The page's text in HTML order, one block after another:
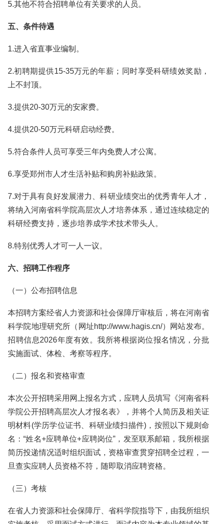
5.其他不符合招聘单位有关要求的人员。
五、条件待遇
1.进入省直事业编制。
2.初聘期提供15-35万元的年薪；同时享受科研绩效奖励，
上不封顶。
3.提供20-30万元的安家费。
4.提供20-50万元科研启动经费。
5.符合条件人员可享受三年内免费人才公寓。
6.享受郑州市人才生活补贴和购房补贴政策。
7.对于具有良好发展潜力、科研业绩突出的优秀青年人才，
将纳入河南省科学院高层次人才培养体系，通过连续稳定的
科研经费支持，逐步培养成学术技术带头人。
8.特别优秀人才可一人一议。
六、招聘工作程序
（一）公布招聘信息
本招聘方案经省人力资源和社会保障厅审核后，将在河南省
科学院地理研究所（网址http://www.hagis.cn/）网站发布。
招聘信息2026年度有效。我所将根据岗位报名情况，分批
实施面试、体检、考察等程序。
（二）报名和资格审查
本次公开招聘采用网上报名方式，应聘人员填写《河南省科
学院公开招聘高层次人才报名表》，并将个人简历及相关证
明材料(学历学位证书、科研业绩扫描件)，按照以下规则命
名：“姓名+应聘单位+应聘岗位”，发至联系邮箱，我所根据
简历投递情况适时组织面试，资格审查贯穿招聘全过程，一
旦查实应聘人员资格不符，随即取消应聘资格。
（三）考核
在省人力资源和社会保障厅、省科学院指导下，由我所组织